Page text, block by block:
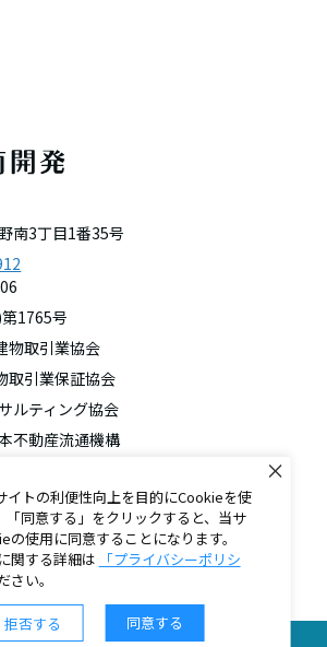
南3丁目1番35号
1765号
物取引業協会
取引業保証協会
ルティング協会
不動産流通機構
イトの利便性向上を目的にCookieを使
「同意する」をクリックすると、当サ
の使用に同意することになります。
関する詳細は
「プライバシーポリシ
さい。
拒否する 同意する